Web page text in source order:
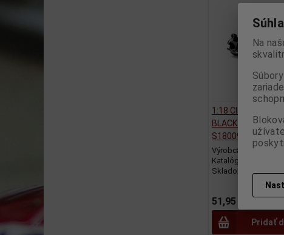
1:18 CITROEN
BLACK 1944 FFI -
S1800908
Výrobca:
SOLIDO
Katalógové číslo:
Skladom:
0 ks
51,95 EUR
Pridať
Na